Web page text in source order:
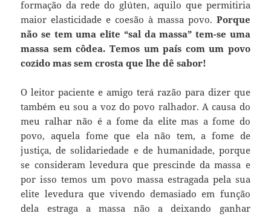
formação da rede do glúten, aquilo que permitiria
maior elasticidade e coesão à massa povo. Porque
não se tem uma elite “sal da massa” tem-se uma
massa sem côdea. Temos um país com um povo
cozido mas sem crosta que lhe dê sabor!
O leitor paciente e amigo terá razão para dizer que
também eu sou a voz do povo ralhador. A causa do
meu ralhar não é a fome da elite mas a fome do
povo, aquela fome que ela não tem, a fome de
justiça, de solidariedade e de humanidade, porque
se consideram levedura que prescinde da massa e
por isso temos um povo massa estragada pela sua
elite levedura que vivendo demasiado em função
dela estraga a massa não a deixando ganhar